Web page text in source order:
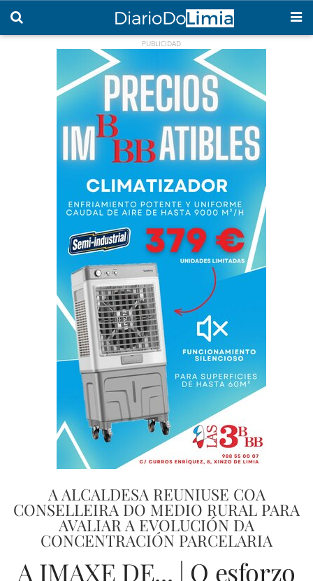
A ALCALDESA REUNIUSE COA
CONSELLEIRA DO MEDIO RURAL PARA
AVALIAR A EVOLUCIÓN DA
CONCENTRACIÓN PARCELARIA
A IMAXE DE... | O esforzo